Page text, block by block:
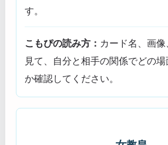
す。
こもぴの読み方： カード名、画
見て、自分と相手の関係でどの
か確認してください。